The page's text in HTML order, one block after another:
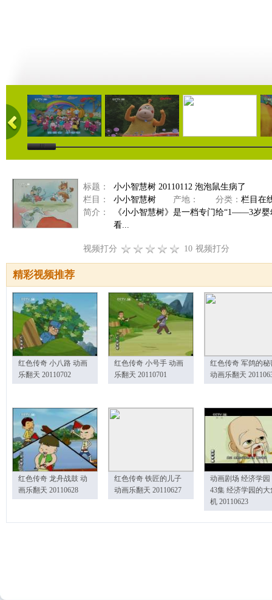
01:02 03:24 01:26
标题：
小小智慧树 20110112 泡泡鼠生病了
栏目：
小小智慧树 产地： 分类： 栏目在
简介：
《小小智慧树》是一档专门给“1——3岁
看...
视频打分 10 视频打分
精彩视频推荐
红色传奇 小八路 动画
乐翻天 20110702
红色传奇 小号手 动画
乐翻天 20110701
红色传奇 军鸽的秘
动画乐翻天
红色传奇 龙舟战鼓 动
画乐翻天 20110628
红色传奇 铁匠的儿子
动画乐翻天 20110627
动画剧场 经济学园
43集 经济学园的大
机 20110623